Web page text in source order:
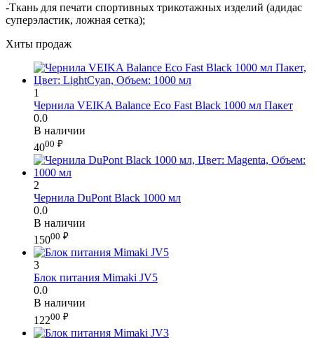
-Ткань для печати спортивных трикотажных изделий (адидас
суперэластик, ложная сетка);
Хиты продаж
1
Чернила VEIKA Balance Eco Fast Black 1000 мл Пакет
0.0
В наличии
4000 ₽
2
Чернила DuPont Black 1000 мл
0.0
В наличии
15000 ₽
3
Блок питания Mimaki JV5
0.0
В наличии
12200 ₽